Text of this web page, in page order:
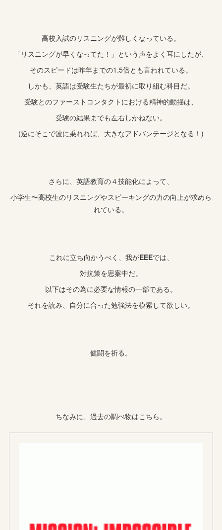
高校入試のリスニングが難しくなっている。
「リスニングが早くなってた！」という声をよく耳にしたが、
そのスピードは昨年までの1.5倍とも言われている。
しかも、英語は受験生たちが最初に取り組む科目だ。
受験とのファーストコンタクトにおける精神的動揺は、
受験の結果までも左右しかねない。
(逆にそこで波に乗れれば、大きなアドバンテージとなる！)
さらに、英語教育の４技能化によって、
小学生〜高校生のリスニングやスピーキングの力の向上が求めら
れている。
これに立ち向かうべく、我がEEEでは、
対抗策を思案中だ。
以下はその為に必要な情報の一部である。
それを読み、自分に合った勉強法を模索して欲しい。
健闘を祈る。
ちなみに、過去の調べ物はこちら。